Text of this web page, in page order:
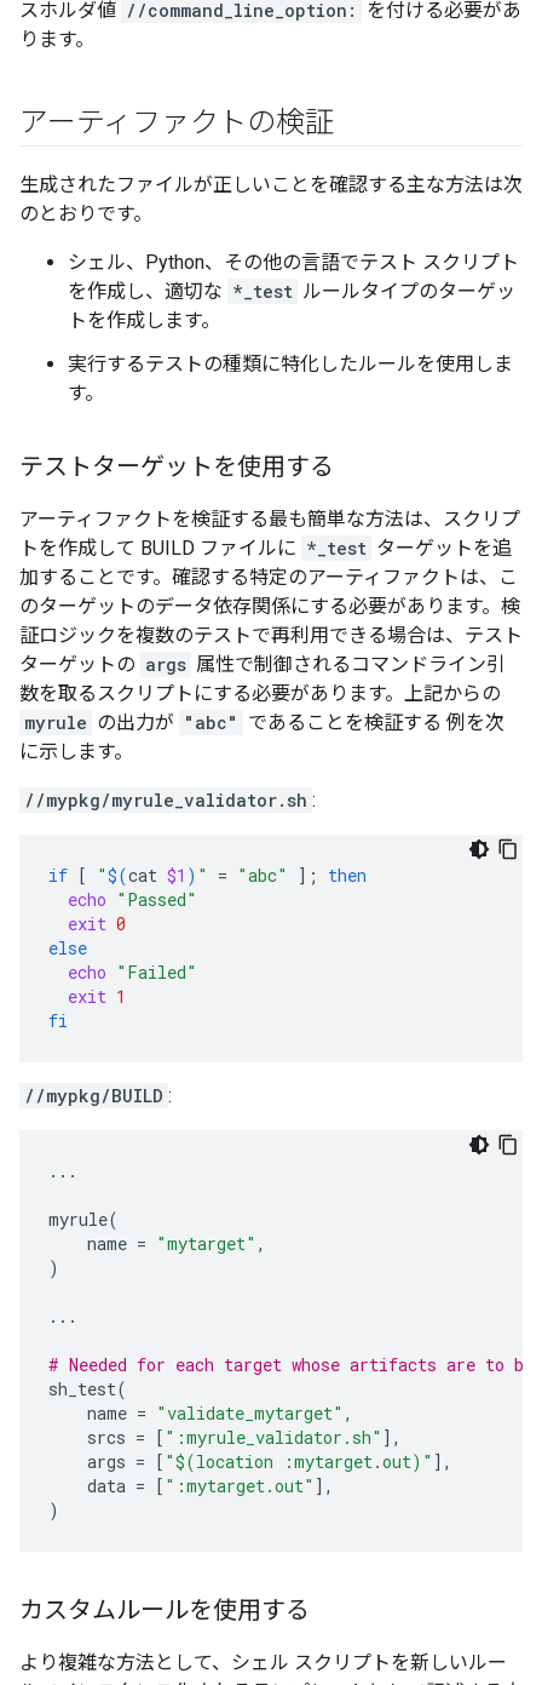
スホルダ値 //command_line_option:
を付ける必要があ
ります。
アーティファクトの検証
生成されたファイルが正しいことを確認する主な方法は次
のとおりです。
シェル、Python、その他の言語でテスト スクリプト
を作成し、適切な *_test ルールタイプのターゲッ
トを作成します。
実行するテストの種類に特化したルールを使用しま
す。
テストターゲットを使用する
アーティファクトを検証する最も簡単な方法は、スクリプ
トを作成して BUILD ファイルに *_test ターゲットを追
加することです。確認する特定のアーティファクトは、こ
のターゲットのデータ依存関係にする必要があります。検
証ロジックを複数のテストで再利用できる場合は、テスト
ターゲットの args 属性で制御されるコマンドライン引
数を取るスクリプトにする必要があります。上記からの
myrule の出力が "abc"
であることを検証する 例を次
に示します。
//mypkg/myrule_validator.sh :
if [ "$(cat $1 ) " = "abc" ] ;
then
echo "Passed"
exit 0
else
echo "Failed"
exit 1
fi
//mypkg/BUILD :
...
myrule(
name = "mytarget" ,
)
...
# Needed for each target whose artifacts are to be
sh_test(
name = "validate_mytarget" ,
srcs = [ ":myrule_validator.sh" ],
args = [ "$(location :mytarget.out)" ],
data = [ ":mytarget.out" ],
)
カスタムルールを使用する
より複雑な方法として、シェル スクリプトを新しいルー